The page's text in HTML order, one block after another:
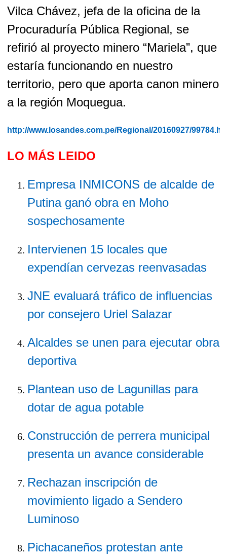
Vilca Chávez, jefa de la oficina de la
Procuraduría Pública Regional, se
refirió al proyecto minero “Mariela”, que
estaría funcionando en nuestro
territorio, pero que aporta canon minero
a la región Moquegua.
http://www.losandes.com.pe/Regional/20160927/
LO MÁS LEIDO
Empresa INMICONS de alcalde de
Putina ganó obra en Moho
sospechosamente
Intervienen 15 locales que
expendían cervezas reenvasadas
JNE evaluará tráfico de influencias
por consejero Uriel Salazar
Alcaldes se unen para ejecutar obra
deportiva
Plantean uso de Lagunillas para
dotar de agua potable
Construcción de perrera municipal
presenta un avance considerable
Rechazan inscripción de
movimiento ligado a Sendero
Luminoso
Pichacaneños protestan ante